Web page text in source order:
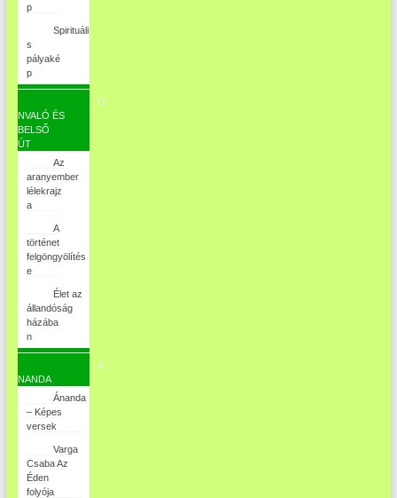
p
Spirituáli
s
pályaké
p
Ö
NVALÓ ÉS
BELSŐ
ÚT
Az
aranyember
lélekrajz
a
A
történet
felgöngyölítés
e
Élet az
állandóság
házába
n
Á
NANDA
Ánanda
– Képes
versek
Varga
Csaba Az
Éden
folyója